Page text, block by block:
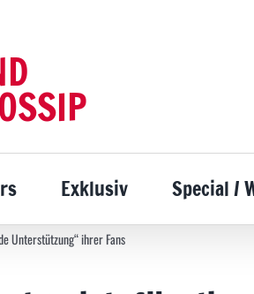
Exklusiv Special /
Unterstützung“ ihrer Fans